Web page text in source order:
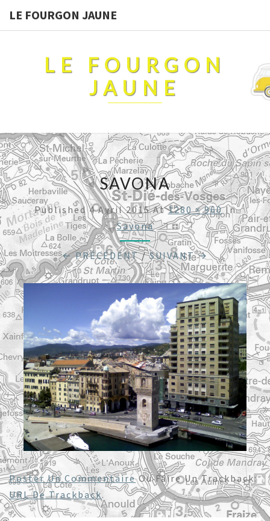
LE FOURGON JAUNE
LE FOURGON
JAUNE
SAVONA
Published4 Avril 2015At1280 × 960In
Savona
← PRÉCÉDENT/SUIVANT →
Poster Un CommentaireOu Faire Un Trackback:
URL De Trackback.